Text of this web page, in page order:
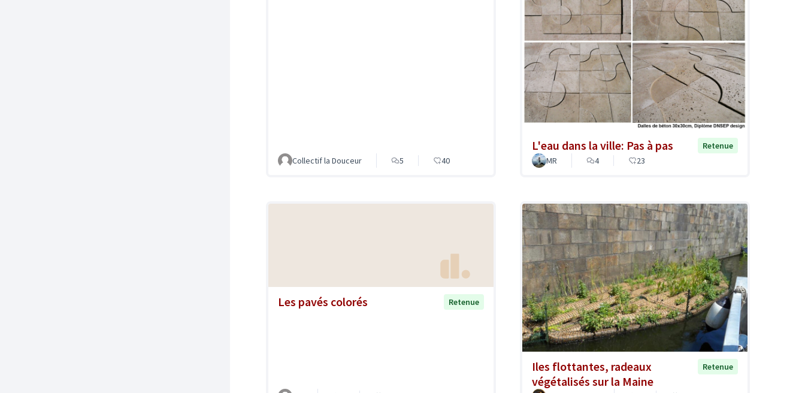
Collectif la Douceur 5 40
L'eau dans la ville: Pas à pas
Retenue
MR
4 23
Les pavés colorés Retenue
Iles flottantes, radeaux
végétalisés sur la Maine
Retenue